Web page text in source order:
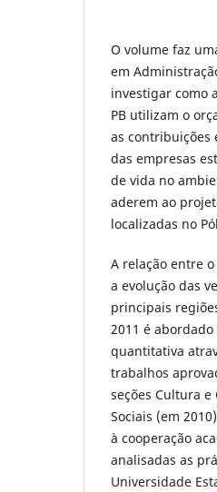
O volume faz
em
investigar como
PB utilizam o
as contribuições
das empresas
de vida no
aderem ao
localizadas no
A relação entre
a evolução das
principais
2011 é
quantitativa
trabalhos
seções Cultura e
Sociais (em
à cooperação
analisadas as
Universidade